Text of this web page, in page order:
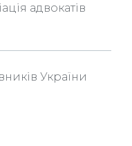
адвокатів
України